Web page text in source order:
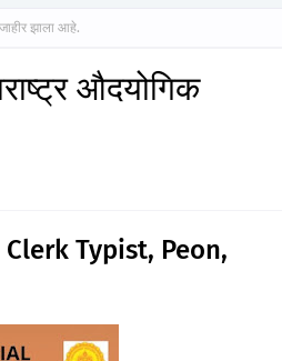
झाला आहे.
औदयोगिक
Clerk Typist, Peon,